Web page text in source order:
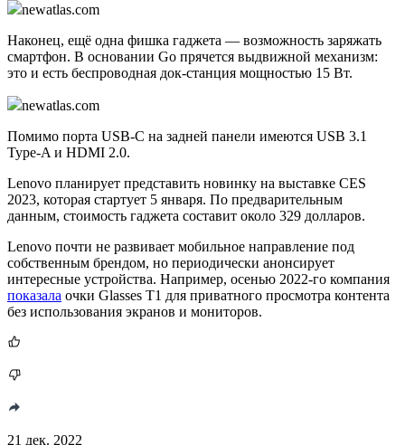
newatlas.com
Наконец, ещё одна фишка гаджета — возможность заряжать
смартфон. В основании Go прячется выдвижной механизм:
это и есть беспроводная док-станция мощностью 15 Вт.
newatlas.com
Помимо порта USB-C на задней панели имеются USB 3.1
Type-A и HDMI 2.0.
Lenovo планирует представить новинку на выставке CES
2023, которая стартует 5 января. По предварительным
данным, стоимость гаджета составит около 329 долларов.
Lenovo почти не развивает мобильное направление под
собственным брендом, но периодически анонсирует
интересные устройства. Например, осенью 2022-го компания
показала очки Glasses T1 для приватного просмотра контента
без использования экранов и мониторов.
21 дек. 2022